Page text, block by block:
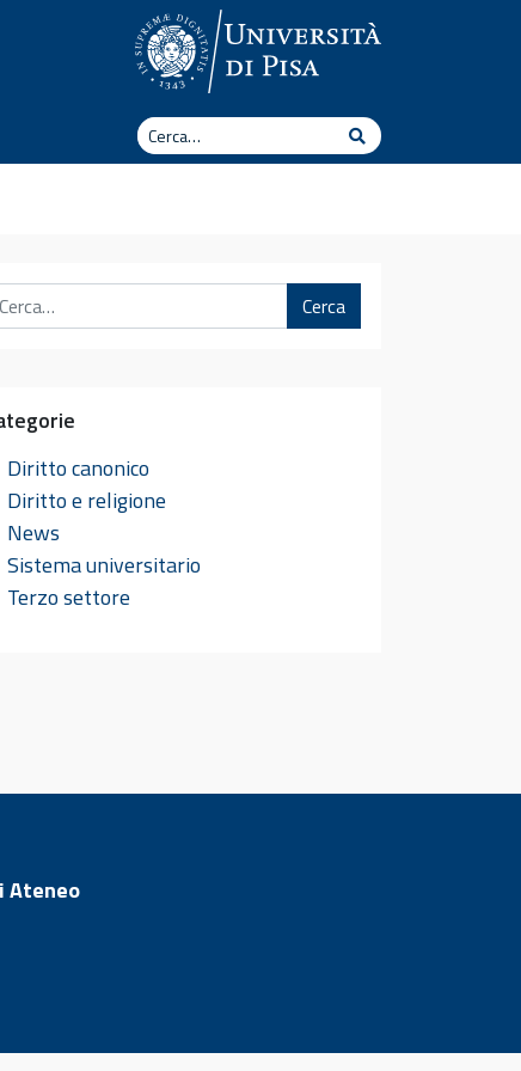
Cerca
Cerca
Diritto canonico
Diritto e religione
News
Sistema universitario
Terzo settore
Ateneo